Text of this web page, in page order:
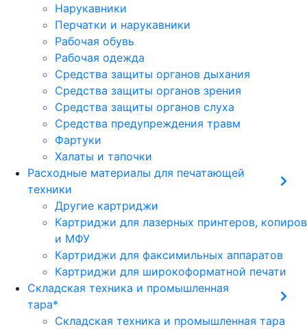
Нарукавники
Перчатки и нарукавники
Рабочая обувь
Рабочая одежда
Средства защиты органов дыхания
Средства защиты органов зрения
Средства защиты органов слуха
Средства предупреждения травм
Фартуки
Халаты и тапочки
Расходные материалы для печатающей
техники
Другие картриджи
Картриджи для лазерных принтеров, копиров
и МФУ
Картриджи для факсимильных аппаратов
Картриджи для широкоформатной печати
Складская техника и промышленная
тара*
Складская техника и промышленная тара